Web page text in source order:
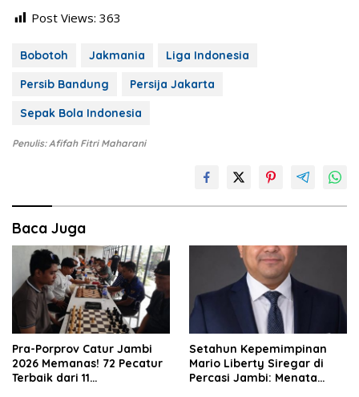
Post Views: 363
Bobotoh Jakmania
Liga Indonesia
Persib Bandung
Persija Jakarta
Sepak Bola Indonesia
Penulis: Afifah Fitri Maharani
Baca Juga
Pra-Porprov Catur Jambi
2026 Memanas! 72 Pecatur
Terbaik dari 11
Setahun Kepemimpinan
Mario Liberty Siregar di
Percasi Jambi: Menata